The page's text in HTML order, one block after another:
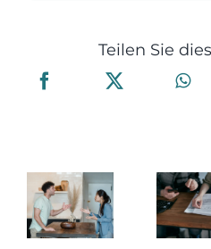
Teilen Sie